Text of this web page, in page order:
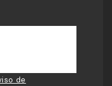
de